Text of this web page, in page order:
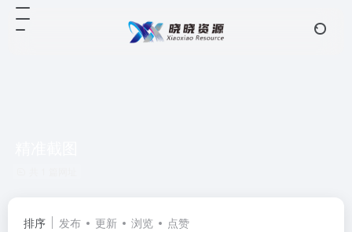
排序 发布 更新 浏览 点赞